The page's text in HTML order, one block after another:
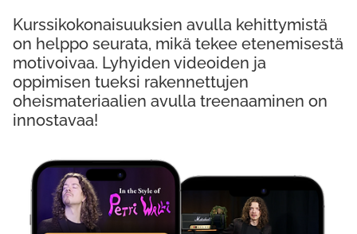
Kurssikokonaisuuksien avulla kehittymistä
on helppo seurata, mikä tekee etenemisestä
motivoivaa. Lyhyiden videoiden ja
oppimisen tueksi rakennettujen
oheismateriaalien avulla treenaaminen on
innostavaa!